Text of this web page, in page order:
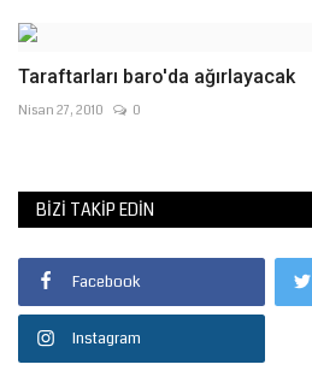
Taraftarları baro'da ağırlayacak
Nisan 27, 2010 0
BIZI TAKIP EDIN
Facebook
Instagram